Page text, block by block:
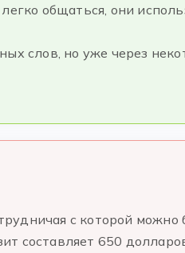
общаться, они
слов, но уже через
с которой
составляет 650